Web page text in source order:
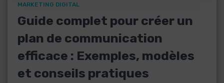
MARKETING DIGITAL
Guide complet pour créer un
plan de communication
efficace : Exemples, modèles
et conseils pratiques